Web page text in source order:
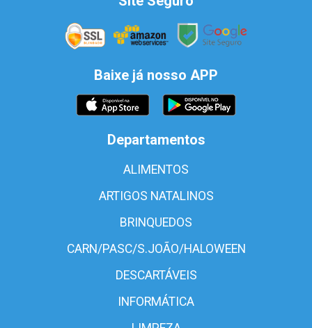
Baixe já nosso APP
Departamentos
ALIMENTOS
ARTIGOS NATALINOS
BRINQUEDOS
CARN/PASC/S.JOÃO/HALOWEEN
DESCARTÁVEIS
INFORMÁTICA